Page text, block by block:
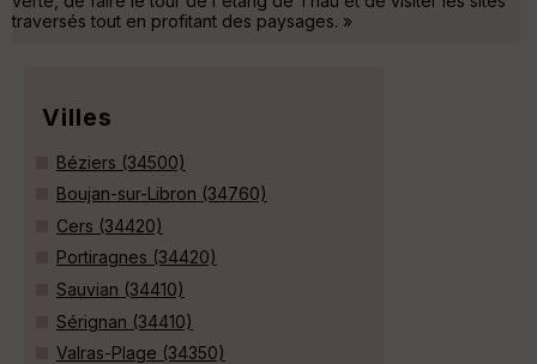
traversés tout en profitant des paysages. »
Villes
Béziers (34500)
Boujan-sur-Libron (34760)
Cers (34420)
Portiragnes (34420)
Sauvian (34410)
Sérignan (34410)
Valras-Plage (34350)